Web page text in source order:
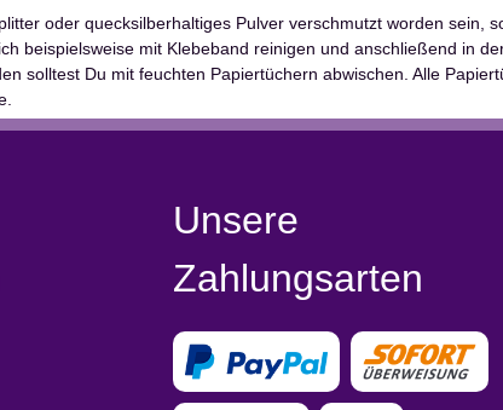
oder quecksilberhaltiges Pulver verschmutzt worden sein,
beispielsweise mit Klebeband reinigen und anschließend in
solltest Du mit feuchten Papiertüchern abwischen. Alle
Unsere
Zahlungsarten